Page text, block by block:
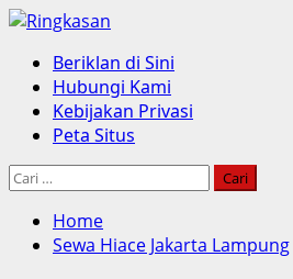
Skip
content
Primary
Menu
Beriklan di Sini
Hubungi Kami
Kebijakan Privasi
Peta Situs
Cari
Home
Sewa Hiace Jakarta Lampung